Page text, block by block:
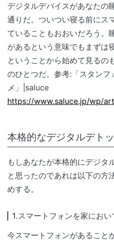
デジタルデバイスがあなたの
通りだ。ついつい寝る前にス
ていることもおおいだろう。
があるという意味でもまずは
ということから始めて見るの
のひとつだ。参考:「スタンフ
メ」|saluce
https://www.saluce.jp/wp/
本格的なデジタルデト
もしあなたが本格的にデジタ
と思ったのであれは以下の方
めする。
1.スマートフォンを家におい
今スマートフォンがあること